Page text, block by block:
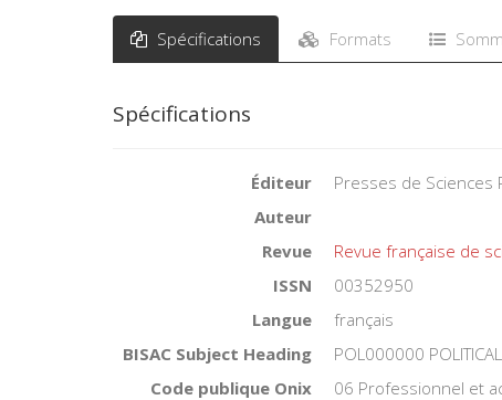
Spécifications Formats
Spécifications
Éditeur
Presses de Sciences
Auteur
Revue
Revue française de
ISSN
00352950
Langue
français
BISAC Subject Heading
POL000000 POLITICAL
Code publique Onix
06 Professionnel et